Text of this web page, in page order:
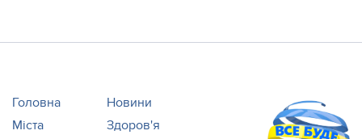
Головна
Новини
Міста
Здоров'я